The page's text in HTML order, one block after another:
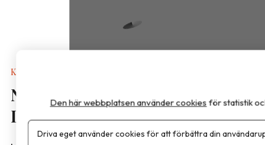
Kalkyler & Verktyg
Nya näringsvärden i
Livsmedelsdatabasen
Den här webbplatsen använder cookies för statistik
Driva eget använder cookies för att förbättra din